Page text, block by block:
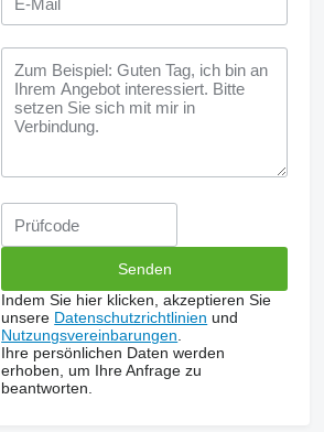
Indem Sie hier klicken, akzeptieren Sie
unsere Datenschutzrichtlinien und
Nutzungsvereinbarungen
Ihre persönlichen Daten werden
erhoben, um Ihre Anfrage zu
beantworten.